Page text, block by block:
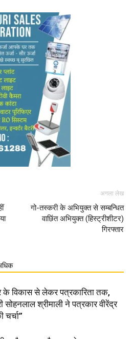
अगला लेख
गो-तस्करी के अभियुक्त से सम्बन्धित
वाछिंत अभियुक्त (हिस्ट्रीशीटर)
गिरफ्तार
के विकास से लेकर पत्रकारिता तक,
सोहनलाल श्रीमाली ने पत्रकार वीरेंद्र
चर्चा”